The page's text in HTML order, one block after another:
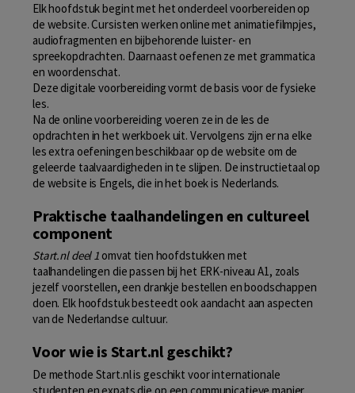
Elk hoofdstuk begint met het onderdeel voorbereiden op
de website. Cursisten werken online met animatiefilmpjes,
audiofragmenten en bijbehorende luister- en
spreekopdrachten. Daarnaast oefenen ze met grammatica
en woordenschat.
Deze digitale voorbereiding vormt de basis voor de fysieke
les.
Na de online voorbereiding voeren ze in de les de
opdrachten in het werkboek uit. Vervolgens zijn er na elke
les extra oefeningen beschikbaar op de website om de
geleerde taalvaardigheden in te slijpen. De instructietaal op
de website is Engels, die in het boek is Nederlands.
Praktische taalhandelingen en cultureel
component
Start.nl deel 1omvat tien hoofdstukken met
taalhandelingen die passen bij het ERK-niveau A1, zoals
jezelf voorstellen, een drankje bestellen en boodschappen
doen. Elk hoofdstuk besteedt ook aandacht aan aspecten
van de Nederlandse cultuur.
Voor wie is Start.nl geschikt?
De methode Start.nl is geschikt voor internationale